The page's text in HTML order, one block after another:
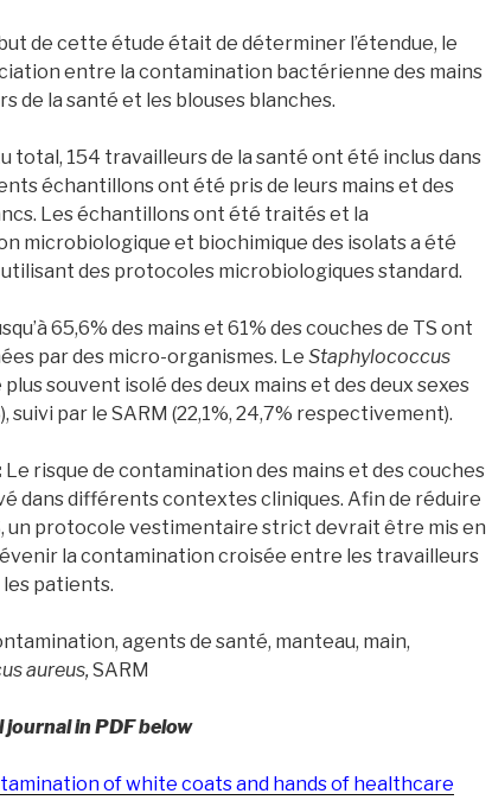
de cette étude était de déterminer l’étendue, le
entre la contamination bactérienne des mains
de la santé et les blouses blanches.
total, 154 travailleurs de la santé ont été inclus dans
échantillons ont été pris de leurs mains et des
Les échantillons ont été traités et la
microbiologique et biochimique des isolats a été
des protocoles microbiologiques standard.
65,6% des mains et 61% des couches de TS ont
par des micro-organismes. Le Staphylococcus
souvent isolé des deux mains et des deux sexes
suivi par le SARM (22,1%, 24,7% respectivement).
Le risque de contamination des mains et des couches
dans différents contextes cliniques. Afin de réduire
un protocole vestimentaire strict devrait être mis en
la contamination croisée entre les travailleurs
patients.
agents de santé, manteau, main,
aureus, SARM
in PDF below
of white coats and hands of healthcare